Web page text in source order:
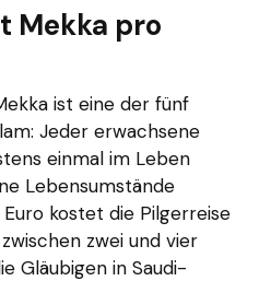
Mekka pro
ist eine der fünf
Jeder erwachsene
einmal im Leben
Lebensumstände
kostet die Pilgerreise
zwei und vier
Gläubigen in Saudi-